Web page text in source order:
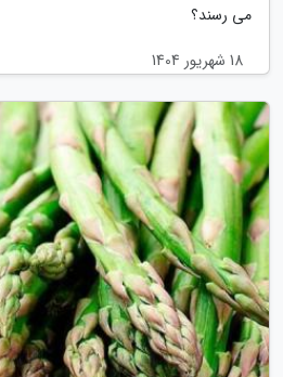
می رسند؟
18 شهریور 1404